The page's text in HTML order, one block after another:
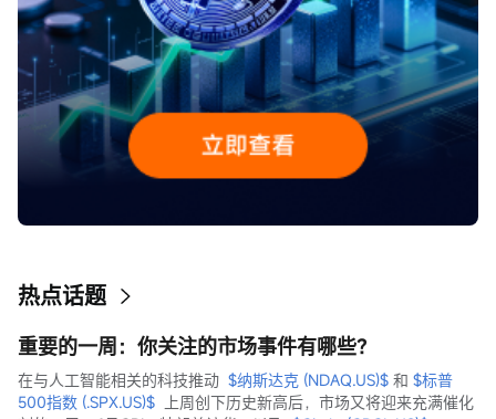
热点话题
重要的一周：你关注的市场事件有哪些？
在与人工智能相关的科技推动 $纳斯达克 (NDAQ.US)$ 和 $标普
500指数 (.SPX.US)$
  上周创下历史新高后，市场又将迎来充满催化